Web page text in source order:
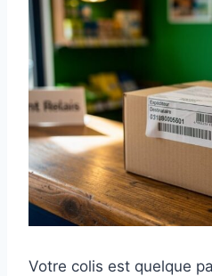
Votre colis est quelque